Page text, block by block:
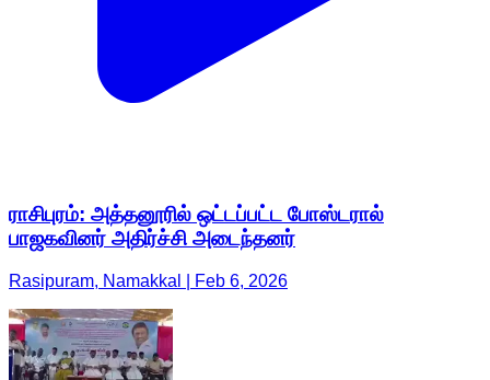
ராசிபுரம்: அத்தனூரில் ஒட்டப்பட்ட போஸ்டரால்
பாஜகவினர் அதிர்ச்சி அடைந்தனர்
Rasipuram, Namakkal | Feb 6, 2026